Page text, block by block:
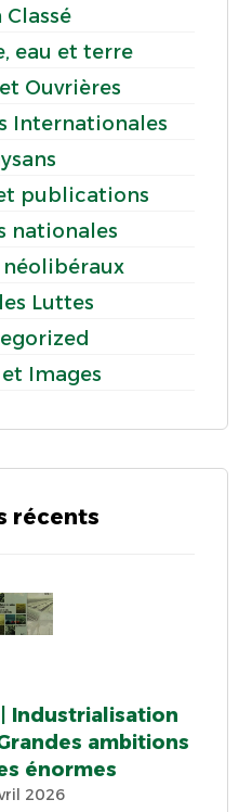
Classé
eau et terre
Ouvrières
Internationales
publications
nationales
néolibéraux
Luttes
Images
récents
Industrialisation
ambitions
énormes
2026